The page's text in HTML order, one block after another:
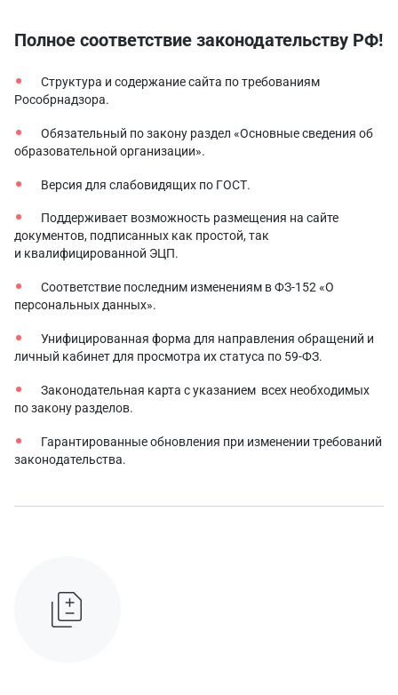
Полное соответствие законодательству РФ!
Структура и содержание сайта по требованиям
Рособрнадзора.
Обязательный по закону раздел «Основные сведения об
образовательной организации».
Версия для слабовидящих по ГОСТ.
Поддерживает возможность размещения на сайте
документов, подписанных как простой, так
и квалифицированной ЭЦП.
Соответствие последним изменениям в ФЗ-152 «О
персональных данных».
Унифицированная форма для направления обращений и
личный кабинет для просмотра их статуса по 59-ФЗ.
Законодательная карта с указанием всех необходимых
по закону разделов.
Гарантированные обновления при изменении требований
законодательства.